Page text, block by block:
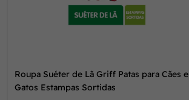
Roupa Suéter de Lã Griff Patas para Cães e
Gatos Estampas Sortidas